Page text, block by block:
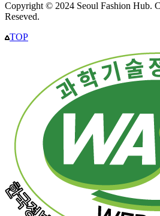
Copyright © 2024 Seoul Fashion Hub.
Reseved.
TOP